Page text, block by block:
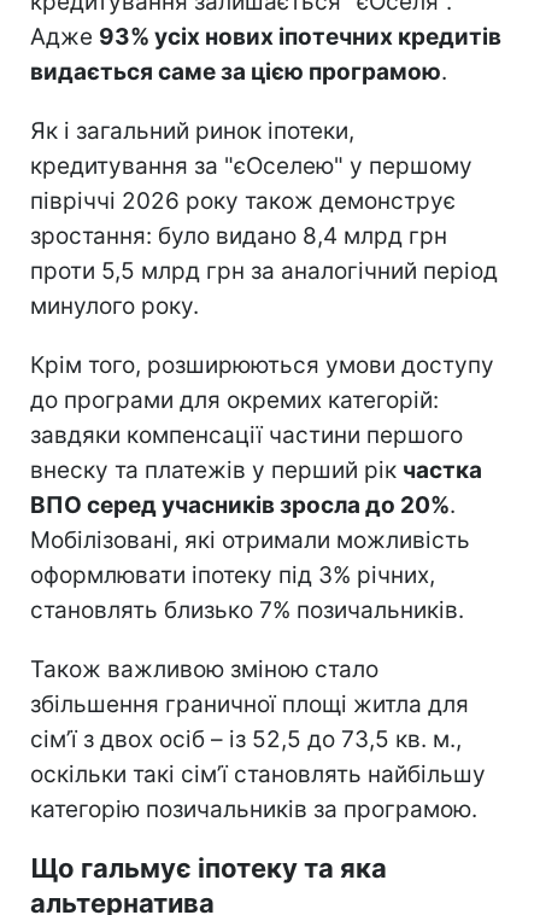
Адже 93% усіх нових іпотечних кредитів
видається саме за цією програмою.
Як і загальний ринок іпотеки,
кредитування за "єОселею" у першому
півріччі 2026 року також демонструє
зростання: було видано 8,4 млрд грн
проти 5,5 млрд грн за аналогічний період
минулого року.
Крім того, розширюються умови доступу
до програми для окремих категорій:
завдяки компенсації частини першого
внеску та платежів у перший рік частка
ВПО серед учасників зросла до 20%.
Мобілізовані, які отримали можливість
оформлювати іпотеку під 3% річних,
становлять близько 7% позичальників.
Також важливою зміною стало
збільшення граничної площі житла для
сім’ї з двох осіб – із 52,5 до 73,5 кв. м.,
оскільки такі сім’ї становлять найбільшу
категорію позичальників за програмою.
Що гальмує іпотеку та яка
альтернатива